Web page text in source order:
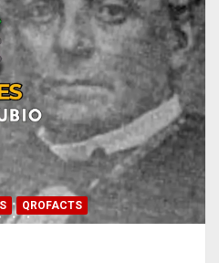
QROFACTS